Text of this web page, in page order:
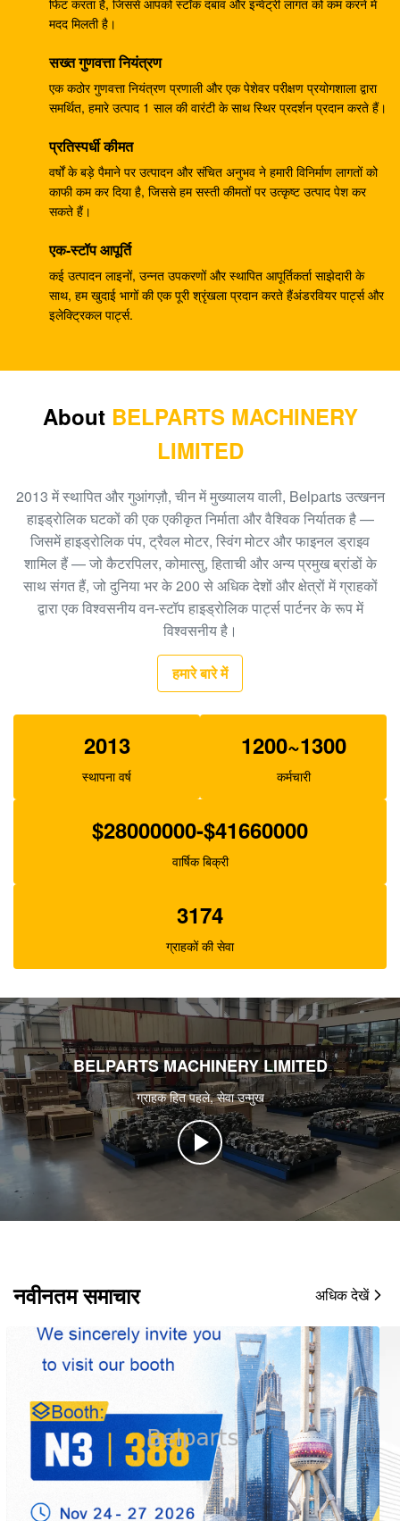
पायलट पंप 708-23-04014 कोमात्सु के लिए
YA00000734
खुदाई PC40MR-2 हाइड्रोलिक मुख्य नियंत्रण वाल्व 1001-5500
ZX300 . के लिए HPV145G प्रेशर पंप रेगुलेटर ९१९५२४३
Belparts ZX200 HPV0102 हाइड्रोलिक पंप नियामक
9181608
खुदाई करने वाला E304CR स्विंग मोटर परख E304 हाइड्रोलिक
स्विंग कमी परख
210Kg SK250 खुदाई नियंत्रण वाल्व B44014B KMX15YD
9122781
हिताची खुदाई EX200 HPV116 रेगुलेटर स्पेयर पार्ट्स
K3V63DT हाइड्रोलिक पंप नियामक, E312 खुदाई हाइड्रोलिक
पंप पार्ट्स SA8230-09140
खुदाई R360 K3V180DT हाइड्रोलिक पंप पार्ट्स XJBN-00590
पंप नियामक Pump
E320C खुदाई के लिए SBS120 हाइड्रोलिक पंप परख 1262016
मदद मिलती है।
सख्त गुणवत्ता नियंत्रण
एक कठोर गुणवत्ता नियंत्रण प्रणाली और एक पेशेवर परीक्षण प्रयोगशाला द्वारा
समर्थित, हमारे उत्पाद 1 साल की वारंटी के साथ स्थिर प्रदर्शन प्रदान करते हैं।
प्रतिस्पर्धी कीमत
वर्षों के बड़े पैमाने पर उत्पादन और संचित अनुभव ने हमारी विनिर्माण लागतों को
काफी कम कर दिया है, जिससे हम सस्ती कीमतों पर उत्कृष्ट उत्पाद पेश कर
सकते हैं।
एक-स्टॉप आपूर्ति
कई उत्पादन लाइनों, उन्नत उपकरणों और स्थापित आपूर्तिकर्ता साझेदारी के
साथ, हम खुदाई भागों की एक पूरी श्रृंखला प्रदान करते हैंअंडरवियर पार्ट्स और
इलेक्ट्रिकल पार्ट्स.
About BELPARTS MACHINERY
LIMITED
2013 में स्थापित और गुआंगज़ौ, चीन में मुख्यालय वाली, Belparts उत्खनन
हाइड्रोलिक घटकों की एक एकीकृत निर्माता और वैश्विक निर्यातक है —
जिसमें हाइड्रोलिक पंप, ट्रैवल मोटर, स्विंग मोटर और फाइनल ड्राइव
शामिल हैं — जो कैटरपिलर, कोमात्सु, हिताची और अन्य प्रमुख ब्रांडों के
साथ संगत हैं, जो दुनिया भर के 200 से अधिक देशों और क्षेत्रों में ग्राहकों
द्वारा एक विश्वसनीय वन-स्टॉप हाइड्रोलिक पार्ट्स पार्टनर के रूप में
विश्वसनीय है।
हमारे बारे में
2013
स्थापना वर्ष
1200~1300
कर्मचारी
$28000000-$41660000
वार्षिक बिक्री
3174
ग्राहकों की सेवा
BELPARTS MACHINERY LIMITED
ग्राहक हित पहले, सेवा उन्मुख
नवीनतम समाचार अधिक देखें